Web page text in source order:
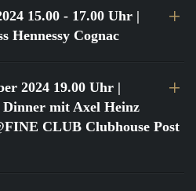
15.00 - 17.00 Uhr |
Hennessy Cognac
2024 19.00 Uhr |
mit Axel Heinz
CLUB Clubhouse Post